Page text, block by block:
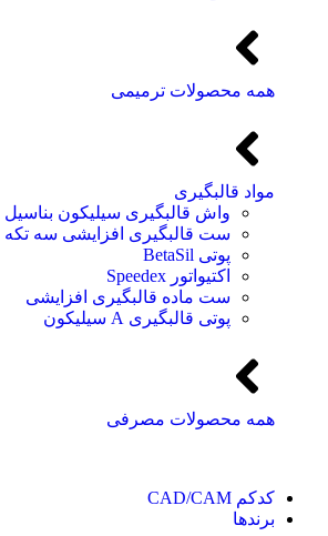
همه محصولات ترمیمی
مواد قالبگیری
واش قالبگیری سیلیکون بناسیل
ست قالبگیری افزایشی سه تکه
پوتی BetaSil
اکتیواتور Speedex
ست ماده قالبگیری افزایشی
پوتی قالبگیری A سیلیکون
همه محصولات مصرفی
کدکم CAD/CAM
برندها